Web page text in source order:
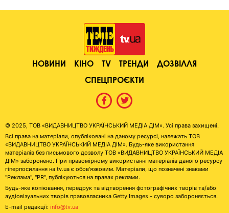
НОВИНИ КІНО TV ТРЕНДИ
ДОЗВІЛЛЯ
СПЕЦПРОЄКТИ
© 2025, ТОВ «ВИДАВНИЦТВО УКРАЇНСЬКИЙ МЕДІА ДІМ». Усі права захищені.
Всі права на матеріали, опубліковані на даному ресурсі, належать ТОВ
«ВИДАВНИЦТВО УКРАЇНСЬКИЙ МЕДІА ДІМ». Будь-яке використання
матеріалів без письмового дозволу ТОВ «ВИДАВНИЦТВО УКРАЇНСЬКИЙ МЕДІА
ДІМ» заборонено. При правомірному використанні матеріалів даного ресурсу
гіперпосилання на tv.ua є обов'язковим. Матеріали, що позначені знаками
"Реклама", "PR", публікуються на правах реклами.
Будь-яке копіювання, передрук та відтворення фотографічних творів та/або
аудіовізуальних творів правовласника Getty Images - суворо забороняється.
E-mail редакції: info@tv.ua